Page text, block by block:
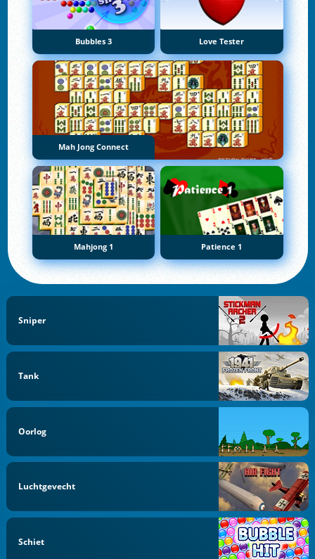
Bubbles 3 Love Tester
Mah Jong Connect
Mahjong 1 Patience 1
Sniper
Tank
Oorlog
Luchtgevecht
Schiet